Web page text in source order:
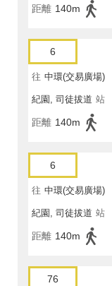
距離 140m
6
往 中環(交易廣場)
紀園, 司徒拔道 站
距離 140m
6
往 中環(交易廣場)
紀園, 司徒拔道 站
距離 140m
76